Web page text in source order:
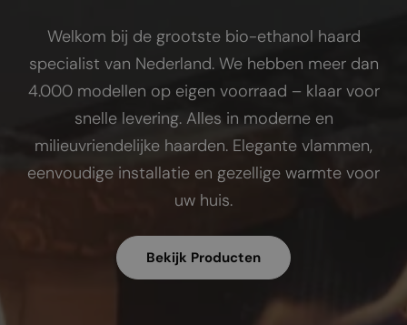
Welkom bij de grootste bio-ethanol haard
specialist van Nederland. We hebben meer dan
4.000 modellen op eigen voorraad – klaar voor
snelle levering. Alles in moderne en
milieuvriendelijke haarden. Elegante vlammen,
eenvoudige installatie en gezellige warmte voor
uw huis.
Bekijk Producten